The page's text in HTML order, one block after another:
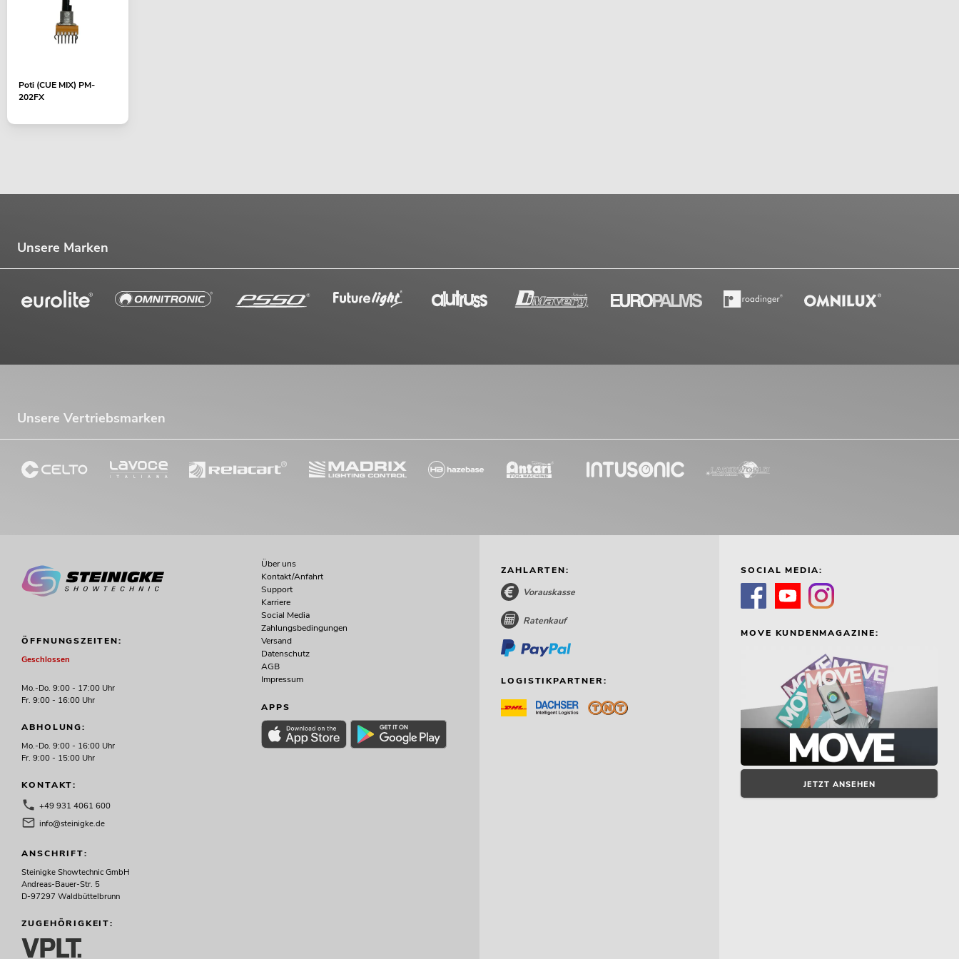
Poti (CUE MIX) PM-
202FX
Unsere Marken
Unsere Vertriebsmarken
ÖFFNUNGSZEITEN:
Geschlossen
Mo.-Do. 9:00 - 17:00 Uhr
Fr. 9:00 - 16:00 Uhr
ABHOLUNG:
Mo.-Do. 9:00 - 16:00 Uhr
Fr. 9:00 - 15:00 Uhr
KONTAKT:
+49 931 4061 600
info@steinigke.de
ANSCHRIFT:
Steinigke Showtechnic GmbH
Andreas-Bauer-Str. 5
D-97297 Waldbüttelbrunn
ZUGEHÖRIGKEIT:
Über uns
Kontakt/Anfahrt
Support
Karriere
Social Media
Zahlungsbedingungen
Versand
Datenschutz
AGB
Impressum
APPS
ZAHLARTEN:
Vorauskasse
Ratenkauf
LOGISTIKPARTNER:
SOCIAL MEDIA:
MOVE KUNDENMAGAZINE:
JETZT ANSEHEN